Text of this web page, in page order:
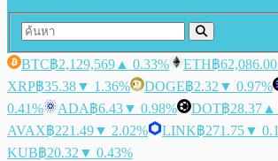
BTC฿2,129,569 ▲ 0.33% ETH฿62,086.00
XRP฿35.38▼ 1.36% DOGE฿2.32 ▼ 0.97%
0.41%
ADA฿6.43▼ 0.98% DOT฿28.37 ▲
AVAX฿221.49▼ 2.02% LINK฿271.75▼
KUB฿20.32 ▼ 0.43%